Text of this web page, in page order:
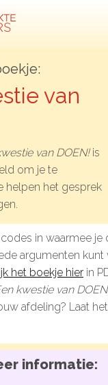
gesprekken
Talent
van
van DOEN!is
om je te
helpen het gesprek
in waarmee je
argumenten kunt
het boekje hier in
kwestie van
afdeling? Laat
informatie: